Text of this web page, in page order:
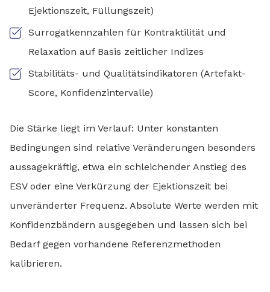
Ejektionszeit, Füllungszeit)
Surrogatkennzahlen für Kontraktilität und
Relaxation auf Basis zeitlicher Indizes
Stabilitäts- und Qualitätsindikatoren (Artefakt-
Score, Konfidenzintervalle)
Die Stärke liegt im Verlauf: Unter konstanten
Bedingungen sind relative Veränderungen besonders
aussagekräftig, etwa ein schleichender Anstieg des
ESV oder eine Verkürzung der Ejektionszeit bei
unveränderter Frequenz. Absolute Werte werden mit
Konfidenzbändern ausgegeben und lassen sich bei
Bedarf gegen vorhandene Referenzmethoden
kalibrieren.